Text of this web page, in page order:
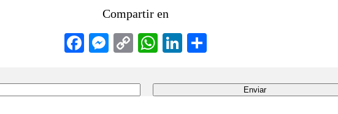
Compartir en
Facebook
Messenger
CopyWhatsApp
LinkedIn